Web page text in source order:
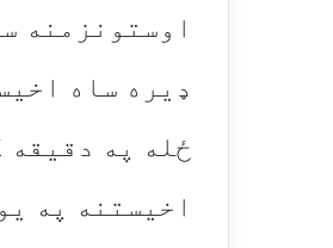
اخیستنه په